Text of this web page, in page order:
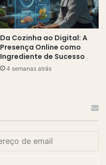
Da Cozinha ao Digital: A
Presença Online como
Ingrediente de Sucesso
4 semanas atrás